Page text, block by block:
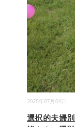
2025年07月04日
選択的夫婦